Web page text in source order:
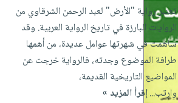
تعتبر رواية "الأرض" لعبد الرحمن الشرقاوي من
الروايات البارزة في تاريخ الرواية العربية. وقد
ساهمت في شهرتها عوامل عديدة، من أهمها
طرافة الموضوع وجدته، فالرواية خرجت عن
المواضيع التاريخية القديمة،
وارتب...إقرأ المزيد »